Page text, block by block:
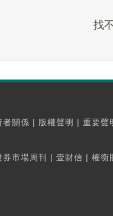
找
者關係 | 版權聲明 | 重要聲
券市場周刊 | 壹財信 | 權衡